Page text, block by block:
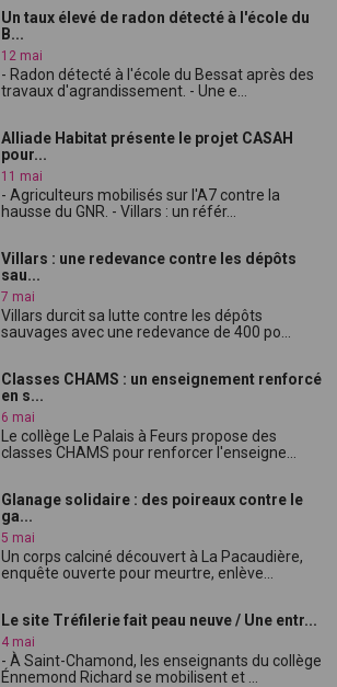
Un taux élevé de radon détecté à l'école du
B...
12 mai
- Radon détecté à l'école du Bessat après des
travaux d'agrandissement. - Une e...
Alliade Habitat présente le projet CASAH
pour...
11 mai
- Agriculteurs mobilisés sur l'A7 contre la
hausse du GNR. - Villars : un référ...
Villars : une redevance contre les dépôts
sau...
7 mai
Villars durcit sa lutte contre les dépôts
sauvages avec une redevance de 400 po...
Classes CHAMS : un enseignement renforcé
en s...
6 mai
Le collège Le Palais à Feurs propose des
classes CHAMS pour renforcer l'enseigne...
Glanage solidaire : des poireaux contre le
ga...
5 mai
Un corps calciné découvert à La Pacaudière,
enquête ouverte pour meurtre, enlève...
Le site Tréfilerie fait peau neuve / Une entr...
4 mai
- À Saint-Chamond, les enseignants du collège
Énnemond Richard se mobilisent et ...